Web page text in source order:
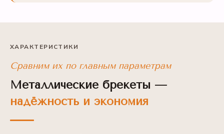
ХАРАКТЕРИСТИКИ
Сравним их по главным параметрам
Металлические брекеты —
надёжность и экономия